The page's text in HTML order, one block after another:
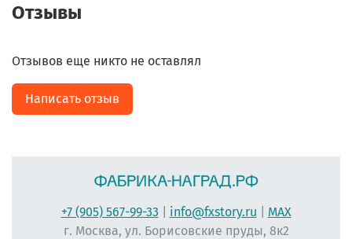
Отзывы
Отзывов еще никто не оставлял
Написать отзыв
+7 (905) 567-99-33 info@fxstory.ru
MAX
г. Москва, ул. Борисовские пруды, 8к2